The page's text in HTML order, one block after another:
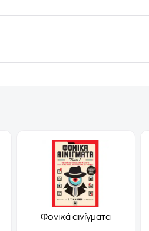
Φονικά αινίγματα